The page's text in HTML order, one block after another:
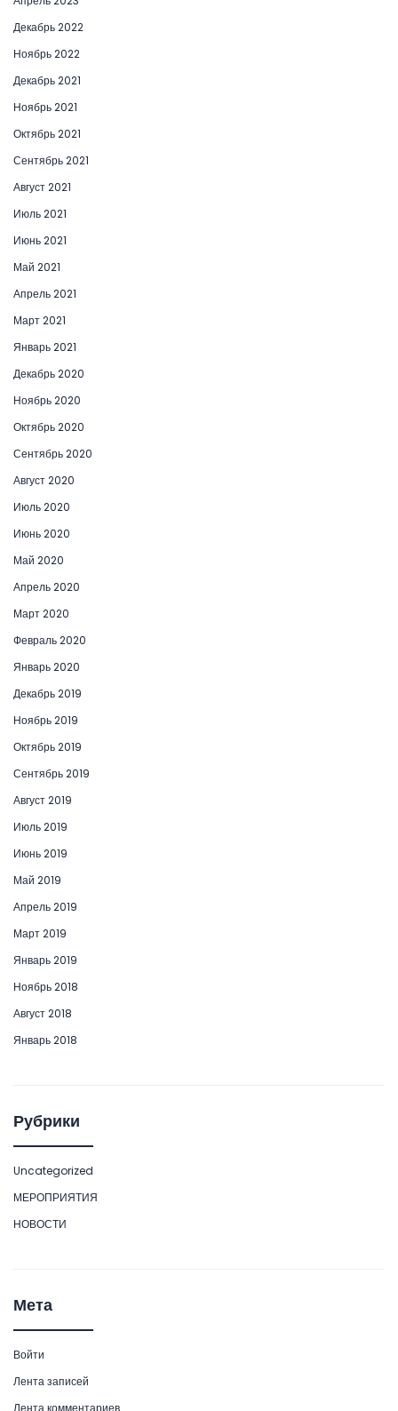
Декабрь 2022
Ноябрь 2022
Декабрь 2021
Ноябрь 2021
Октябрь 2021
Сентябрь 2021
Август 2021
Июль 2021
Июнь 2021
Май 2021
Апрель 2021
Март 2021
Январь 2021
Декабрь 2020
Ноябрь 2020
Октябрь 2020
Сентябрь 2020
Август 2020
Июль 2020
Июнь 2020
Май 2020
Апрель 2020
Март 2020
Февраль 2020
Январь 2020
Декабрь 2019
Ноябрь 2019
Октябрь 2019
Сентябрь 2019
Август 2019
Июль 2019
Июнь 2019
Май 2019
Апрель 2019
Март 2019
Январь 2019
Ноябрь 2018
Август 2018
Январь 2018
Рубрики
Uncategorized
МЕРОПРИЯТИЯ
НОВОСТИ
Мета
Войти
Лента записей
Лента комментариев